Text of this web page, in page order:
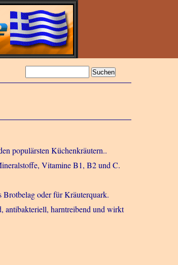
populärsten Küchenkräutern..
Vitamine B1, B2 und C.
Brotbelag oder für Kräuterquark.
antibakteriell, harntreibend und wirkt